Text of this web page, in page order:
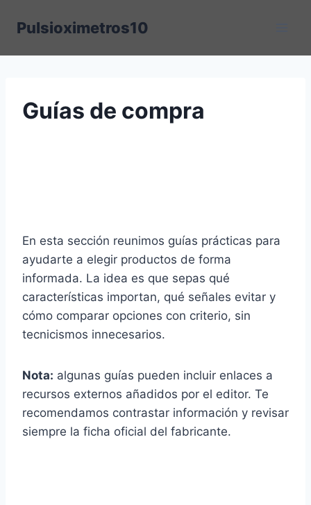
Pulsioximetros10
Guías de compra
En esta sección reunimos guías prácticas para
ayudarte a elegir productos de forma
informada. La idea es que sepas qué
características importan, qué señales evitar y
cómo comparar opciones con criterio, sin
tecnicismos innecesarios.
Nota: algunas guías pueden incluir enlaces a
recursos externos añadidos por el editor. Te
recomendamos contrastar información y revisar
siempre la ficha oficial del fabricante.